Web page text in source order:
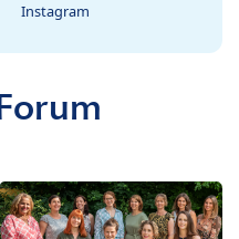
Instagram